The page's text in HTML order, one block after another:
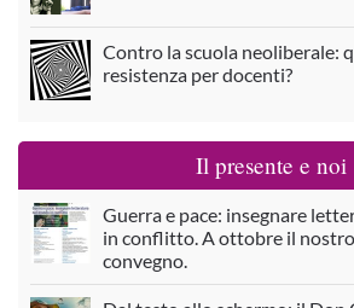
Contro la scuola neoliberale:
resistenza per docenti?
Il presente e noi
Guerra e pace: insegnare
in conflitto. A ottobre il
convegno.